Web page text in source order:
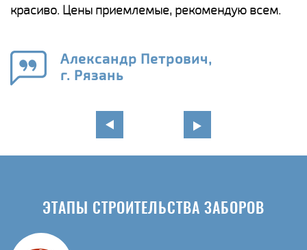
красиво. Цены приемлемые, рекомендую всем.
Александр Петрович,
г. Рязань
ЭТАПЫ СТРОИТЕЛЬСТВА ЗАБОРОВ